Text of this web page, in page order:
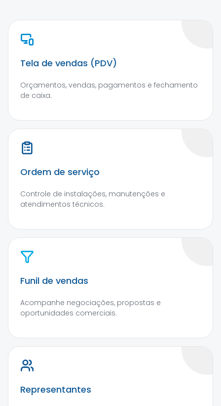
Tela de vendas (PDV)
Orçamentos, vendas, pagamentos e fechamento
de caixa.
Ordem de serviço
Controle de instalações, manutenções e
atendimentos técnicos.
Funil de vendas
Acompanhe negociações, propostas e
oportunidades comerciais.
Representantes